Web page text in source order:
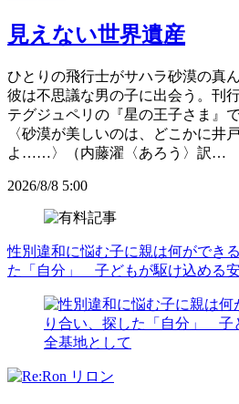
見えない世界遺産
ひとりの飛行士がサハラ砂漠の真
彼は不思議な男の子に出会う。刊
テグジュペリの『星の王子さま』
〈砂漠が美しいのは、どこかに井
よ……〉（内藤濯〈あろう〉訳…
2026/8/8 5:00
性別違和に悩む子に親は何ができ
た「自分」 子どもが駆け込める